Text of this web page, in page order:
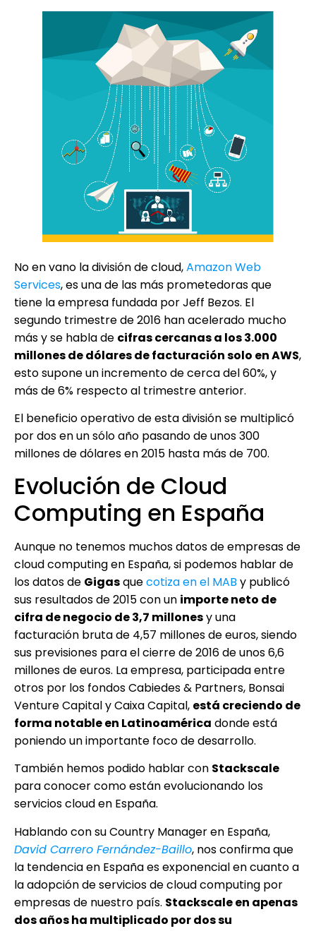
No en vano la división de cloud,Amazon Web
Services, es una de las más prometedoras que
tiene la empresa fundada por Jeff Bezos. El
segundo trimestre de 2016 han acelerado mucho
más y se habla de cifras cercanas a los 3.000
millones de dólares de facturación solo en AWS,
esto supone un incremento de cerca del 60%, y
más de 6% respecto al trimestre anterior.
El beneficio operativo de esta división se multiplicó
por dos en un sólo año pasando de unos 300
millones de dólares en 2015 hasta más de 700.
Evolución de Cloud
Computing en España
Aunque no tenemos muchos datos de empresas de
cloud computing en España, si podemos hablar de
los datos de Gigasquecotiza en el MAB y publicó
sus resultados de 2015 con un importe neto de
cifra de negocio de 3,7 millonesy una
facturación bruta de 4,57 millones de euros, siendo
sus previsiones para el cierre de 2016 de unos 6,6
millones de euros. La empresa, participada entre
otros por los fondos Cabiedes & Partners, Bonsai
Venture Capital y Caixa Capital, está creciendo de
forma notable en Latinoamérica donde está
poniendo un importante foco de desarrollo.
También hemos podido hablar con Stackscale
para conocer como están evolucionando los
servicios cloud en España.
Hablando con su Country Manager en España,
David Carrero Fernández-Baillo, nos confirma que
la tendencia en España es exponencial en cuanto a
la adopción de servicios de cloud computing por
empresas de nuestro país. Stackscale en apenas
dos años ha multiplicado por dos su